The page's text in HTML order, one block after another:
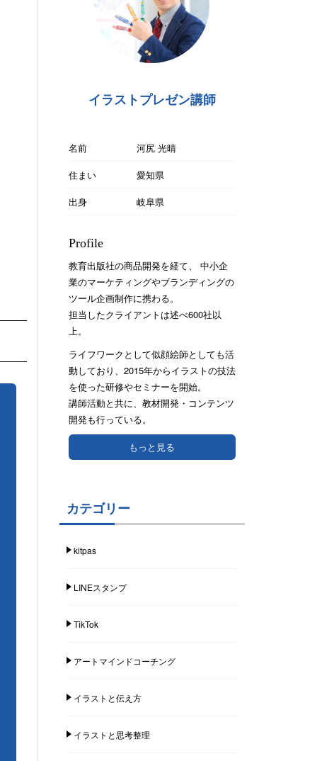
イラストプレゼン講師
名前
河尻 光晴
住まい
愛知県
出身
岐阜県
Profile
教育出版社の商品開発を経て、 中小企
業のマーケティングやブランディングの
ツール企画制作に携わる。
担当したクライアントは述べ600社以
上。
ライフワークとして似顔絵師としても活
動しており、2015年からイラストの技法
を使った研修やセミナーを開始。
講師活動と共に、教材開発・コンテンツ
開発も行っている。
もっと見る
カテゴリー
kitpas
LINEスタンプ
TikTok
アートマインドコーチング
イラストと伝え方
イラストと思考整理